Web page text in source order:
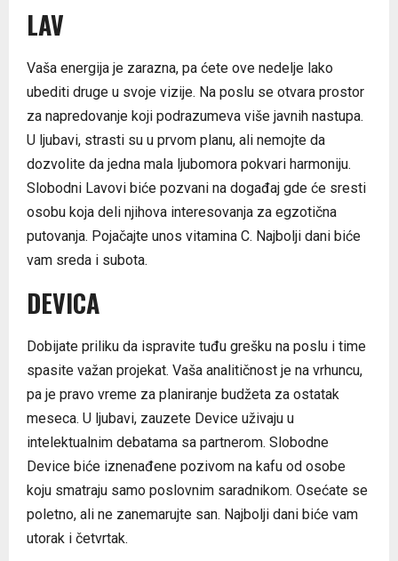
LAV
Vaša energija je zarazna, pa ćete ove nedelje lako
ubediti druge u svoje vizije. Na poslu se otvara prostor
za napredovanje koji podrazumeva više javnih nastupa.
U ljubavi, strasti su u prvom planu, ali nemojte da
dozvolite da jedna mala ljubomora pokvari harmoniju.
Slobodni Lavovi biće pozvani na događaj gde će sresti
osobu koja deli njihova interesovanja za egzotična
putovanja. Pojačajte unos vitamina C. Najbolji dani biće
vam sreda i subota.
DEVICA
Dobijate priliku da ispravite tuđu grešku na poslu i time
spasite važan projekat. Vaša analitičnost je na vrhuncu,
pa je pravo vreme za planiranje budžeta za ostatak
meseca. U ljubavi, zauzete Device uživaju u
intelektualnim debatama sa partnerom. Slobodne
Device biće iznenađene pozivom na kafu od osobe
koju smatraju samo poslovnim saradnikom. Osećate se
poletno, ali ne zanemarujte san. Najbolji dani biće vam
utorak i četvrtak.